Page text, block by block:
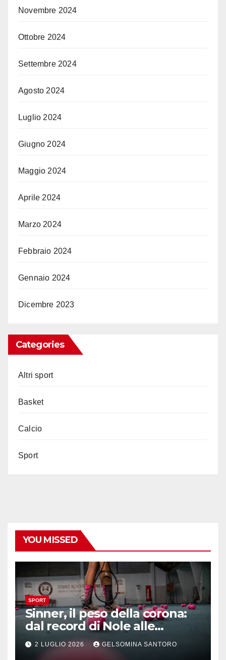
Novembre 2024
Ottobre 2024
Settembre 2024
Agosto 2024
Luglio 2024
Giugno 2024
Maggio 2024
Aprile 2024
Marzo 2024
Febbraio 2024
Gennaio 2024
Dicembre 2023
Categories
Altri sport
Basket
Calcio
Sport
YOU MISSED
SPORT
Sinner, il peso della corona:
dal record di Nole alle
maratone di Wimbledon
2 LUGLIO 2026 GELSOMINA SANTORO